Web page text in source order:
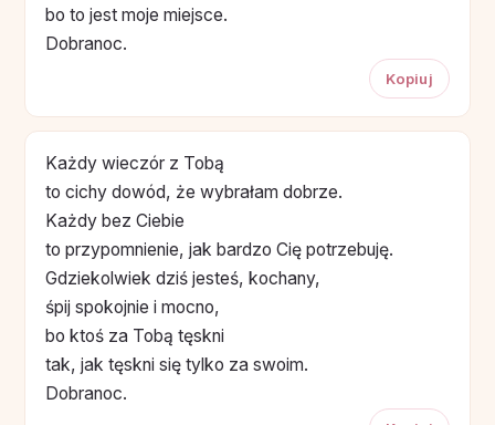
bo to jest moje miejsce.
Dobranoc.
Kopiuj
Każdy wieczór z Tobą
to cichy dowód, że wybrałam dobrze.
Każdy bez Ciebie
to przypomnienie, jak bardzo Cię potrzebuję.
Gdziekolwiek dziś jesteś, kochany,
śpij spokojnie i mocno,
bo ktoś za Tobą tęskni
tak, jak tęskni się tylko za swoim.
Dobranoc.